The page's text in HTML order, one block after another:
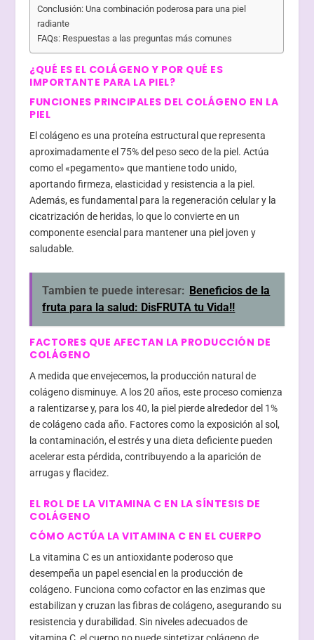
Conclusión: Una combinación poderosa para una piel
radiante
FAQs: Respuestas a las preguntas más comunes
¿QUÉ ES EL COLÁGENO Y POR QUÉ ES
IMPORTANTE PARA LA PIEL?
FUNCIONES PRINCIPALES DEL COLÁGENO EN LA
PIEL
El colágeno es una proteína estructural que representa
aproximadamente el 75% del peso seco de la piel. Actúa
como el «pegamento» que mantiene todo unido,
aportando firmeza, elasticidad y resistencia a la piel.
Además, es fundamental para la regeneración celular y la
cicatrización de heridas, lo que lo convierte en un
componente esencial para mantener una piel joven y
saludable.
Tambien te puede interesar: Beneficios de la
fruta para la salud: DisFRUTA tu Vida!!
FACTORES QUE AFECTAN LA PRODUCCIÓN DE
COLÁGENO
A medida que envejecemos, la producción natural de
colágeno disminuye. A los 20 años, este proceso comienza
a ralentizarse y, para los 40, la piel pierde alrededor del 1%
de colágeno cada año. Factores como la exposición al sol,
la contaminación, el estrés y una dieta deficiente pueden
acelerar esta pérdida, contribuyendo a la aparición de
arrugas y flacidez.
EL ROL DE LA VITAMINA C EN LA SÍNTESIS DE
COLÁGENO
CÓMO ACTÚA LA VITAMINA C EN EL CUERPO
La vitamina C es un antioxidante poderoso que
desempeña un papel esencial en la producción de
colágeno. Funciona como cofactor en las enzimas que
estabilizan y cruzan las fibras de colágeno, asegurando su
resistencia y durabilidad. Sin niveles adecuados de
vitamina C, el cuerpo no puede sintetizar colágeno de